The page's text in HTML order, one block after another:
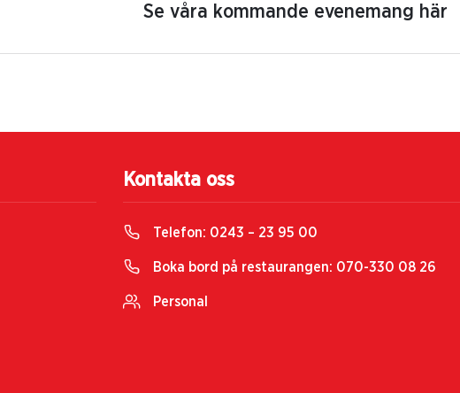
Se våra kommande evenemang här
Kontakta oss
Telefon: 0243 – 23 95 00
Boka bord på restaurangen: 070-330 08 26
Personal